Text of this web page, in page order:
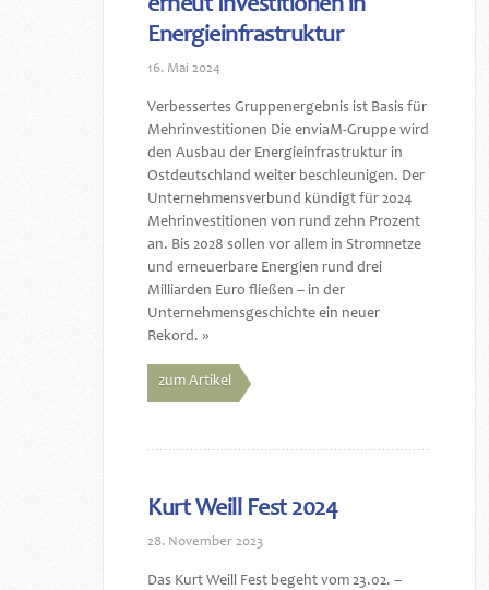
erneut Investitionen in
Energieinfrastruktur
16. Mai 2024
Verbessertes Gruppenergebnis ist Basis für
Mehrinvestitionen Die enviaM-Gruppe wird
den Ausbau der Energieinfrastruktur in
Ostdeutschland weiter beschleunigen. Der
Unternehmensverbund kündigt für 2024
Mehrinvestitionen von rund zehn Prozent
an. Bis 2028 sollen vor allem in Stromnetze
und erneuerbare Energien rund drei
Milliarden Euro fließen – in der
Unternehmensgeschichte ein neuer
Rekord. »
zum Artikel
Kurt Weill Fest 2024
28. November 2023
Das Kurt Weill Fest begeht vom 23.02. –